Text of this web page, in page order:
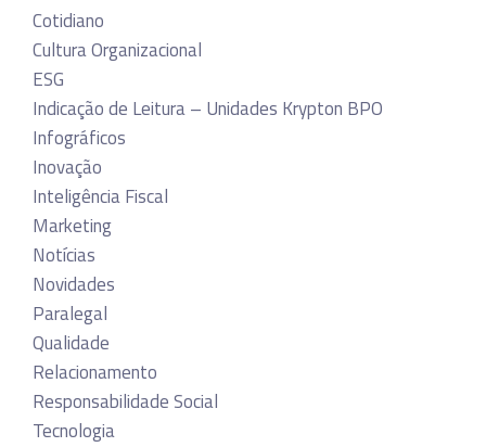
Cotidiano
Cultura Organizacional
ESG
Indicação de Leitura – Unidades Krypton BPO
Infográficos
Inovação
Inteligência Fiscal
Marketing
Notícias
Novidades
Paralegal
Qualidade
Relacionamento
Responsabilidade Social
Tecnologia